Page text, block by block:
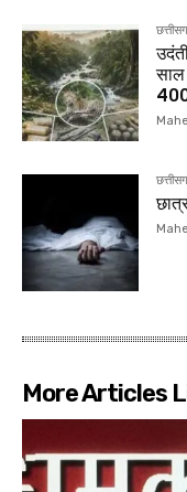
400
More Articles